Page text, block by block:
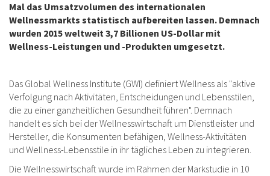
Mal das Umsatzvolumen des internationalen
Wellnessmarkts statistisch aufbereiten lassen. Demnach
wurden 2015 weltweit 3,7 Billionen US-Dollar mit
Wellness-Leistungen und -Produkten umgesetzt.
Das Global Wellness Institute (GWI) definiert Wellness als "aktive
Verfolgung nach Aktivitäten, Entscheidungen und Lebensstilen,
die zu einer ganzheitlichen Gesundheit führen". Demnach
handelt es sich bei der Wellnesswirtschaft um Dienstleister und
Hersteller, die Konsumenten befähigen, Wellness-Aktivitäten
und Wellness-Lebensstile in ihr tägliches Leben zu integrieren.
Die Wellnesswirtschaft wurde im Rahmen der Markstudie in 10